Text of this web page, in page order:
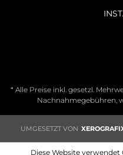
* Alle Preise inkl. gesetzl.
Nachnahmegebühren,
UMGESETZT VON
Diese Website